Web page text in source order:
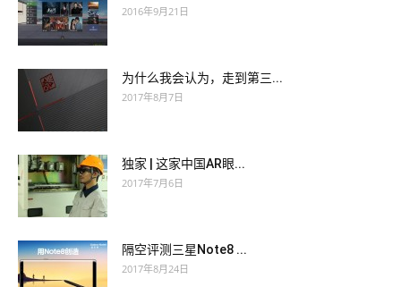
2016年9月21日
为什么我会认为，走到第三...
2017年8月7日
独家 | 这家中国AR眼...
2017年7月6日
隔空评测三星Note8 ...
2017年8月24日